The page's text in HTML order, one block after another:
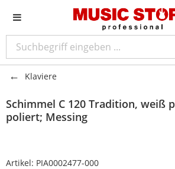
Klaviere
Schimmel C 120 Tradition, weiß
poliert; Messing
Artikel: PIA0002477-000